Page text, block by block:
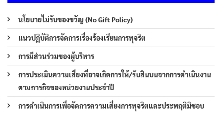
นโยบายไม่รับของขวัญ (No Gift Policy)
แนวปฏิบัติการจัดการเรื่องร้องเรียนการทุจริต
การมีส่วนร่วมของผู้บริหาร
การประเมินความเสี่ยงที่อาจเกิดการให้/รับสินบนจากการดำเนินงาน
ตามภารกิจของหน่วยงานประจำปี
การดำเนินการเพื่อจัดการความเสี่ยงการทุจริตและประพฤติมิชอบ